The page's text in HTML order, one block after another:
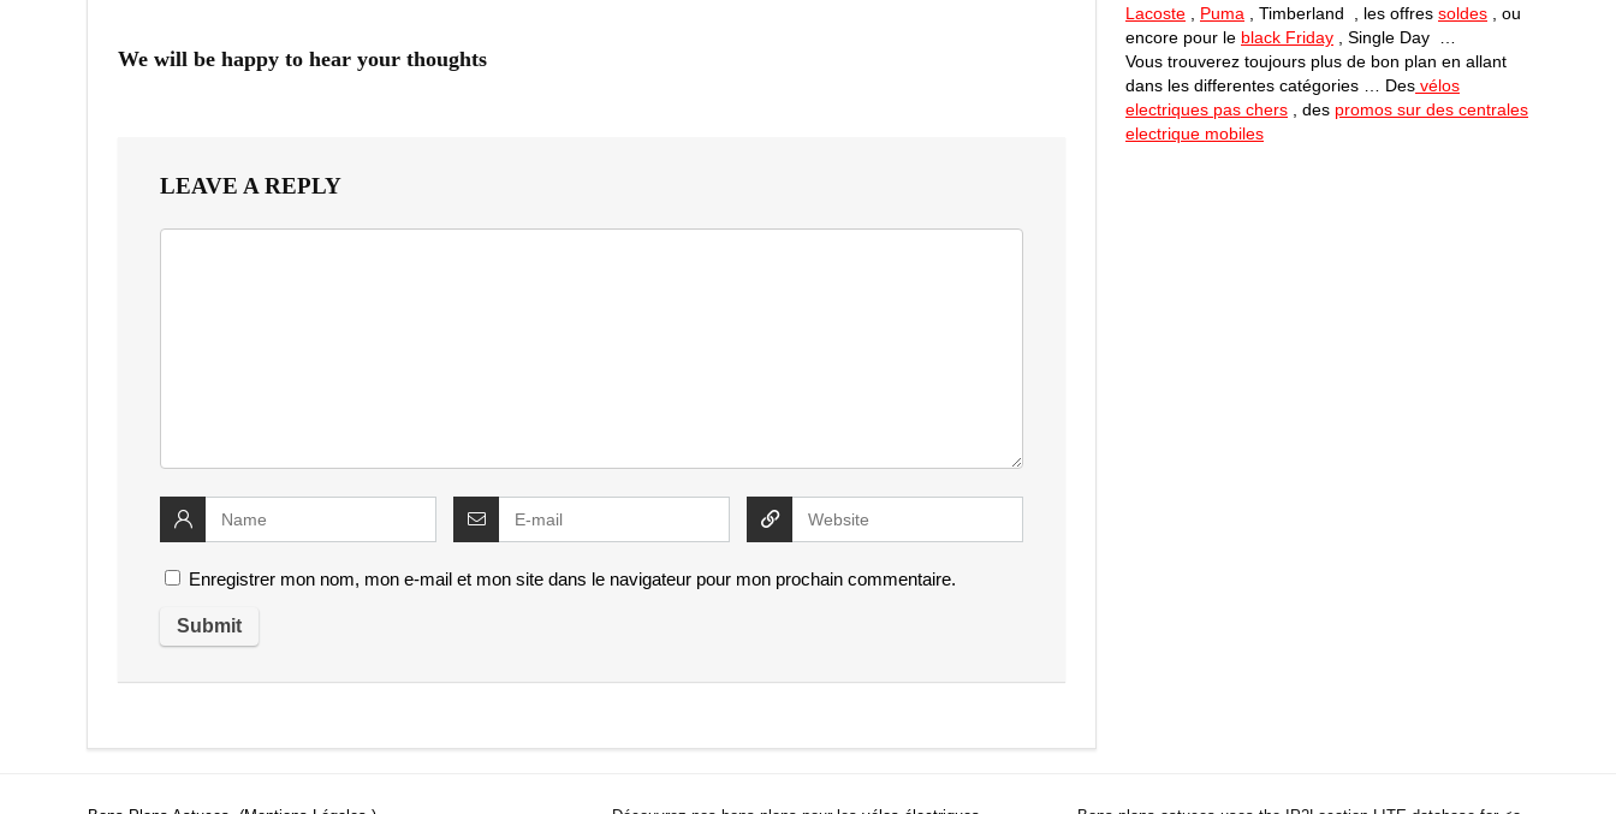
We will be happy to hear your thoughts
LEAVE A REPLY
Enregistrer mon nom, mon e-mail et mon site dans le navigateur pour mon prochain commentaire.
Lacoste
Puma , Timberland , les offres soldes , ou
encore pour le black Friday , Single Day …
Vous trouverez toujours plus de bon plan en allant
dans les differentes catégories … Des vélos
electriques pas chers , des promos sur des centrales
electrique mobiles